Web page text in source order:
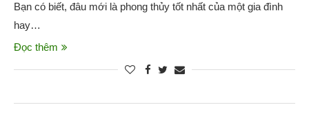
Bạn có biết, đâu mới là phong thủy tốt nhất của một gia đình
hay…
Đọc thêm